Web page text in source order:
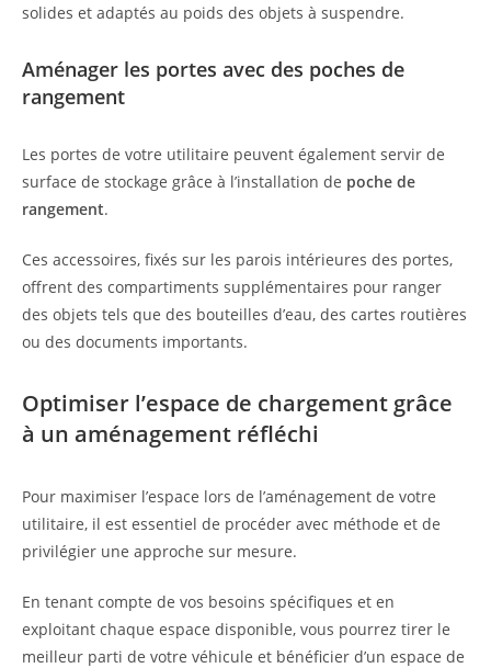
solides et adaptés au poids des objets à suspendre.
Aménager les portes avec des poches de
rangement
Les portes de votre utilitaire peuvent également servir de
surface de stockage grâce à l’installation de poche de
rangement.
Ces accessoires, fixés sur les parois intérieures des portes,
offrent des compartiments supplémentaires pour ranger
des objets tels que des bouteilles d’eau, des cartes routières
ou des documents importants.
Optimiser l’espace de chargement grâce
à un aménagement réfléchi
Pour maximiser l’espace lors de l’aménagement de votre
utilitaire, il est essentiel de procéder avec méthode et de
privilégier une approche sur mesure.
En tenant compte de vos besoins spécifiques et en
exploitant chaque espace disponible, vous pourrez tirer le
meilleur parti de votre véhicule et bénéficier d’un espace de